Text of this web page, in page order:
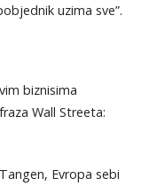
uzima sve”.
biznisima
Wall Streeta:
Evropa sebi